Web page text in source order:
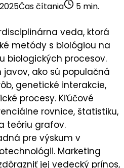
Čas čítania
5 min.
veda, ktorá
metódy s biológiou na
biologických procesov.
ako sú populačná
genetické interakcie,
procesy. Kľúčové
rovnice, štatistiku,
teóriu grafov.
pre výskum v
Marketing
jej vedecký prínos,